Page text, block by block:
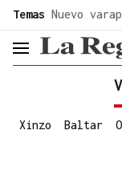
Temas Nuevo
header.menu.open
Xinzo Baltar